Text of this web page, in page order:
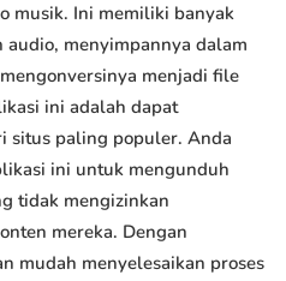
musik. Ini memiliki banyak
menyimpannya dalam
menjadi file
ini adalah dapat
situs paling populer. Anda
ini untuk mengunduh
tidak mengizinkan
mereka. Dengan
mudah menyelesaikan proses